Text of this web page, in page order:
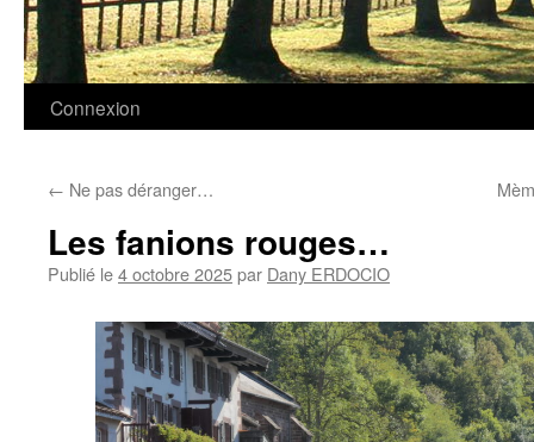
Connexion
← Ne pas déranger…
Les fanions rouges…
Publié le4 octobre 2025par Dany ERDOCIO